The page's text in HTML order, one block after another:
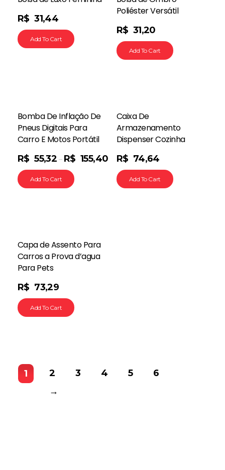
R$ 31,44
Add To Cart
Poliéster Versátil
R$ 31,20
Add To Cart
Bomba De Inflação De
Pneus Digitais Para
Carro E Motos Portátil
R$ 55,32 – R$ 155,40
Add To Cart
Caixa De
Armazenamento
Dispenser Cozinha
R$ 74,64
Add To Cart
Capa de Assento Para
Carros a Prova d’agua
Para Pets
R$ 73,29
Add To Cart
1 2 3 4 5
6
→